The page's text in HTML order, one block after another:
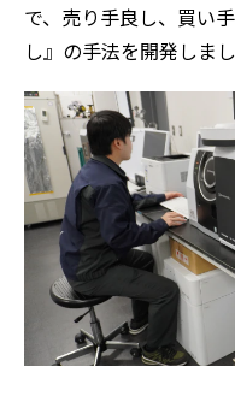
で、売り手良し、買い
し』の手法を開発しまし